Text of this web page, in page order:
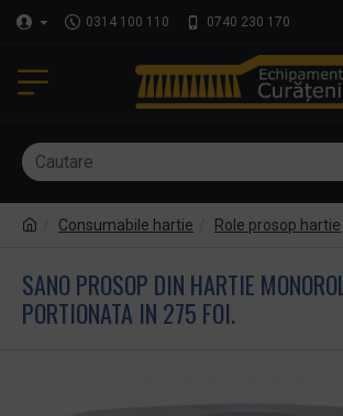
0314 100 110 0740 230 170
Consumabile hartie Role prosop hartie
SANO PROSOP DIN HARTIE
PORTIONATA IN 275 FOI.